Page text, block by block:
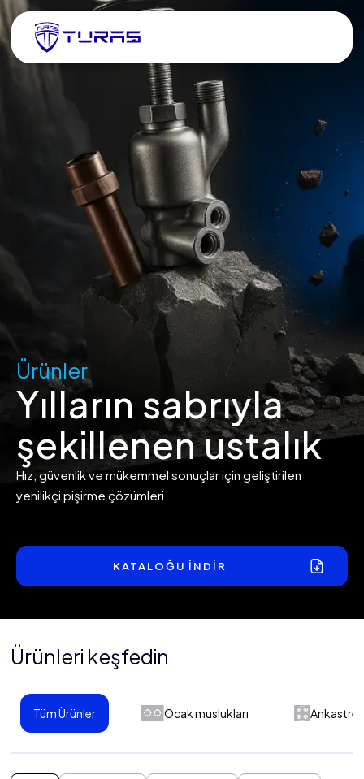
Ürünler
Yılların sabrıyla
şekillenen ustalık
Hız, güvenlik ve mükemmel sonuçlar için geliştirilen
yenilikçi pişirme çözümleri.
KATALOĞU İNDİR
Ürünleri keşfedin
Tüm Ürünler Ocak muslukları Ankastre